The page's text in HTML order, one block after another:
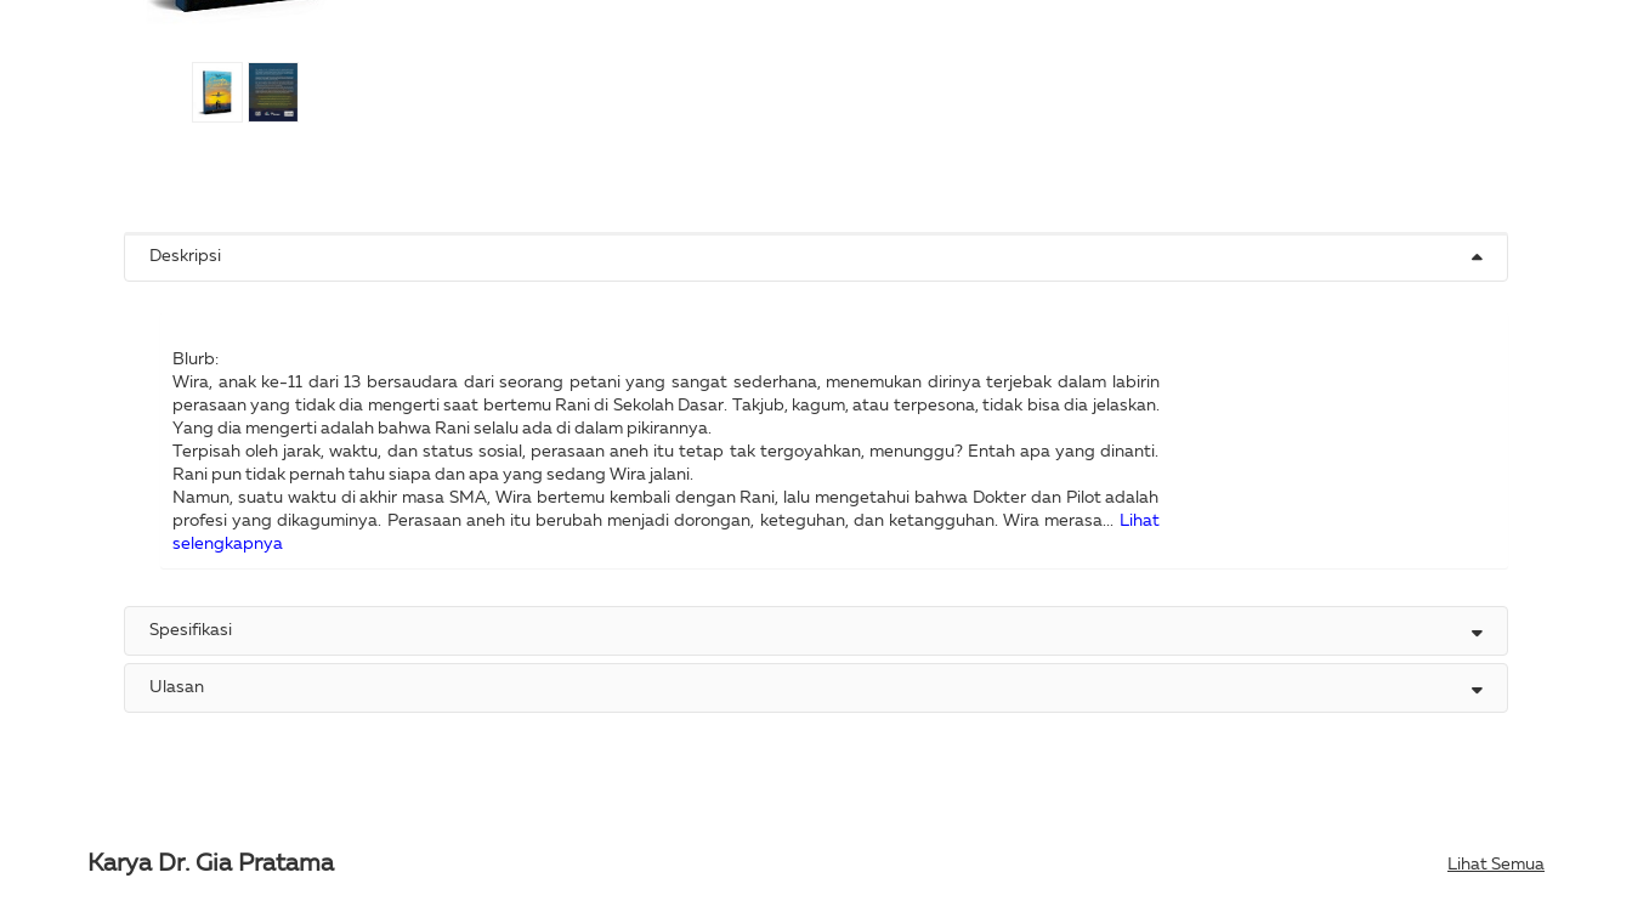
Deskripsi
Blurb:
Wira, anak ke-11 dari 13 bersaudara dari seorang petani yang sangat sederhana, menemukan dirinya terjebak dalam labirin
perasaan yang tidak dia mengerti saat bertemu Rani di Sekolah Dasar. Takjub, kagum, atau terpesona, tidak bisa dia jelaskan.
Yang dia mengerti adalah bahwa Rani selalu ada di dalam pikirannya.
Terpisah oleh jarak, waktu, dan status sosial, perasaan aneh itu tetap tak tergoyahkan, menunggu? Entah apa yang dinanti.
Rani pun tidak pernah tahu siapa dan apa yang sedang Wira jalani.
Namun, suatu waktu di akhir masa SMA, Wira bertemu kembali dengan Rani, lalu mengetahui bahwa Dokter dan Pilot adalah
profesi yang dikaguminya. Perasaan aneh itu berubah menjadi dorongan, keteguhan, dan ketangguhan. Wira merasa... Lihat
selengkapnya
Spesifikasi
Ulasan
Karya Dr. Gia Pratama Lihat Semua